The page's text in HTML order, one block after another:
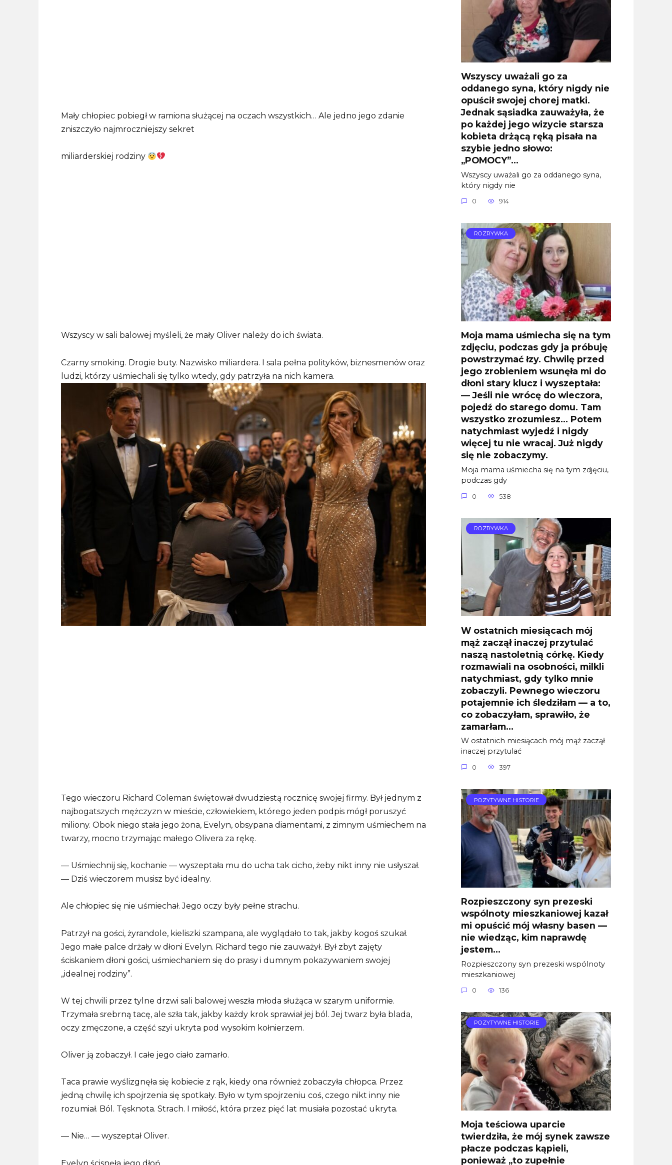
Mały chłopiec pobiegł w ramiona służącej na oczach wszystkich… Ale jedno jego zdanie
zniszczyło najmroczniejszy sekret
miliarderskiej rodziny
Wszyscy w sali balowej myśleli, że mały Oliver należy do ich świata.
Czarny smoking. Drogie buty. Nazwisko miliardera. I sala pełna polityków, biznesmenów oraz
ludzi, którzy uśmiechali się tylko wtedy, gdy patrzyła na nich kamera.
Tego wieczoru Richard Coleman świętował dwudziestą rocznicę swojej firmy. Był jednym z
najbogatszych mężczyzn w mieście, człowiekiem, którego jeden podpis mógł poruszyć
miliony. Obok niego stała jego żona, Evelyn, obsypana diamentami, z zimnym uśmiechem na
twarzy, mocno trzymając małego Olivera za rękę.
— Uśmiechnij się, kochanie — wyszeptała mu do ucha tak cicho, żeby nikt inny nie usłyszał.
— Dziś wieczorem musisz być idealny.
Ale chłopiec się nie uśmiechał. Jego oczy były pełne strachu.
Patrzył na gości, żyrandole, kieliszki szampana, ale wyglądało to tak, jakby kogoś szukał.
Jego małe palce drżały w dłoni Evelyn. Richard tego nie zauważył. Był zbyt zajęty
ściskaniem dłoni gości, uśmiechaniem się do prasy i dumnym pokazywaniem swojej
„idealnej rodziny”.
W tej chwili przez tylne drzwi sali balowej weszła młoda służąca w szarym uniformie.
Trzymała srebrną tacę, ale szła tak, jakby każdy krok sprawiał jej ból. Jej twarz była blada,
oczy zmęczone, a część szyi ukryta pod wysokim kołnierzem.
Oliver ją zobaczył. I całe jego ciało zamarło.
Taca prawie wyślizgnęła się kobiecie z rąk, kiedy ona również zobaczyła chłopca. Przez
jedną chwilę ich spojrzenia się spotkały. Było w tym spojrzeniu coś, czego nikt inny nie
rozumiał. Ból. Tęsknota. Strach. I miłość, która przez pięć lat musiała pozostać ukryta.
— Nie… — wyszeptał Oliver.
Evelyn ścisnęła jego dłoń.
Wszyscy uważali go za
oddanego syna, który nigdy nie
opuścił swojej chorej matki.
Jednak sąsiadka zauważyła, że
po każdej jego wizycie starsza
kobieta drżącą ręką pisała na
szybie jedno słowo:
„POMOCY”…
Wszyscy uważali go za oddanego syna,
który nigdy nie
0 914
ROZRYWKA
Moja mama uśmiecha się na tym
zdjęciu, podczas gdy ja próbuję
powstrzymać łzy. Chwilę przed
jego zrobieniem wsunęła mi do
dłoni stary klucz i wyszeptała:
— Jeśli nie wrócę do wieczora,
pojedź do starego domu. Tam
wszystko zrozumiesz… Potem
natychmiast wyjedź i nigdy
więcej tu nie wracaj. Już nigdy
się nie zobaczymy.
Moja mama uśmiecha się na tym zdjęciu,
podczas gdy
0 538
ROZRYWKA
W ostatnich miesiącach mój
mąż zaczął inaczej przytulać
naszą nastoletnią córkę. Kiedy
rozmawiali na osobności, milkli
natychmiast, gdy tylko mnie
zobaczyli. Pewnego wieczoru
potajemnie ich śledziłam — a to,
co zobaczyłam, sprawiło, że
zamarłam…
W ostatnich miesiącach mój mąż zaczął
inaczej przytulać
0 397
POZYTYWNE HISTORIE
Rozpieszczony syn prezeski
wspólnoty mieszkaniowej kazał
mi opuścić mój własny basen —
nie wiedząc, kim naprawdę
jestem…
Rozpieszczony syn prezeski wspólnoty
mieszkaniowej
0 136
POZYTYWNE HISTORIE
Moja teściowa uparcie
twierdziła, że mój synek zawsze
płacze podczas kąpieli,
ponieważ „to zupełnie